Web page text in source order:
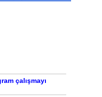
çalışmayı